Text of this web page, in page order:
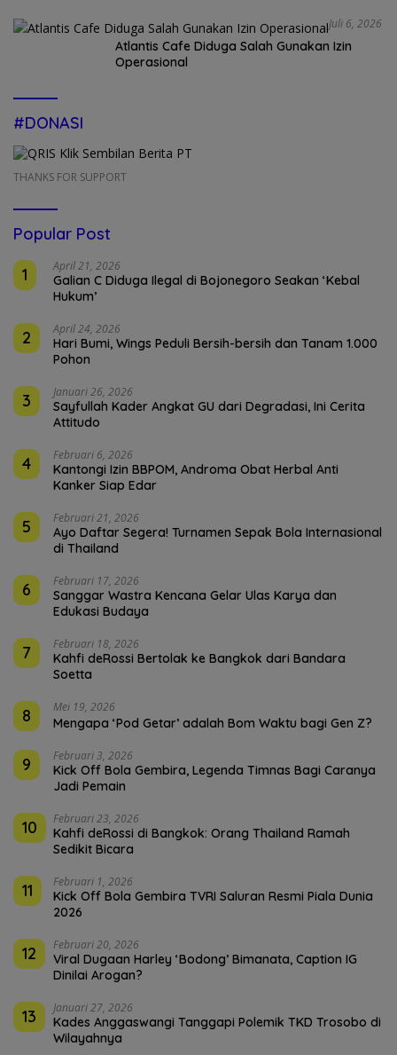
Juli 6, 2026
Atlantis Cafe Diduga Salah Gunakan Izin
Operasional
#DONASI
THANKS FOR SUPPORT
Popular Post
1
April 21, 2026
Galian C Diduga Ilegal di Bojonegoro Seakan ‘Kebal
Hukum’
2 April 24, 2026
Hari Bumi, Wings Peduli Bersih-bersih dan Tanam 1.000
Pohon
3 Januari 26, 2026
Sayfullah Kader Angkat GU dari Degradasi, Ini Cerita
Attitudo
4 Februari 6, 2026
Kantongi Izin BBPOM, Androma Obat Herbal Anti
Kanker Siap Edar
5 Februari 21, 2026
Ayo Daftar Segera! Turnamen Sepak Bola Internasional
di Thailand
6 Februari 17, 2026
Sanggar Wastra Kencana Gelar Ulas Karya dan
Edukasi Budaya
7 Februari 18, 2026
Kahfi deRossi Bertolak ke Bangkok dari Bandara
Soetta
8 Mei 19, 2026
Mengapa ‘Pod Getar’ adalah Bom Waktu bagi Gen Z?
9 Februari 3, 2026
Kick Off Bola Gembira, Legenda Timnas Bagi Caranya
Jadi Pemain
10 Februari 23, 2026
Kahfi deRossi di Bangkok: Orang Thailand Ramah
Sedikit Bicara
11 Februari 1, 2026
Kick Off Bola Gembira TVRI Saluran Resmi Piala Dunia
2026
12 Februari 20, 2026
Viral Dugaan Harley ‘Bodong’ Bimanata, Caption IG
Dinilai Arogan?
13 Januari 27, 2026
Kades Anggaswangi Tanggapi Polemik TKD Trosobo di
Wilayahnya